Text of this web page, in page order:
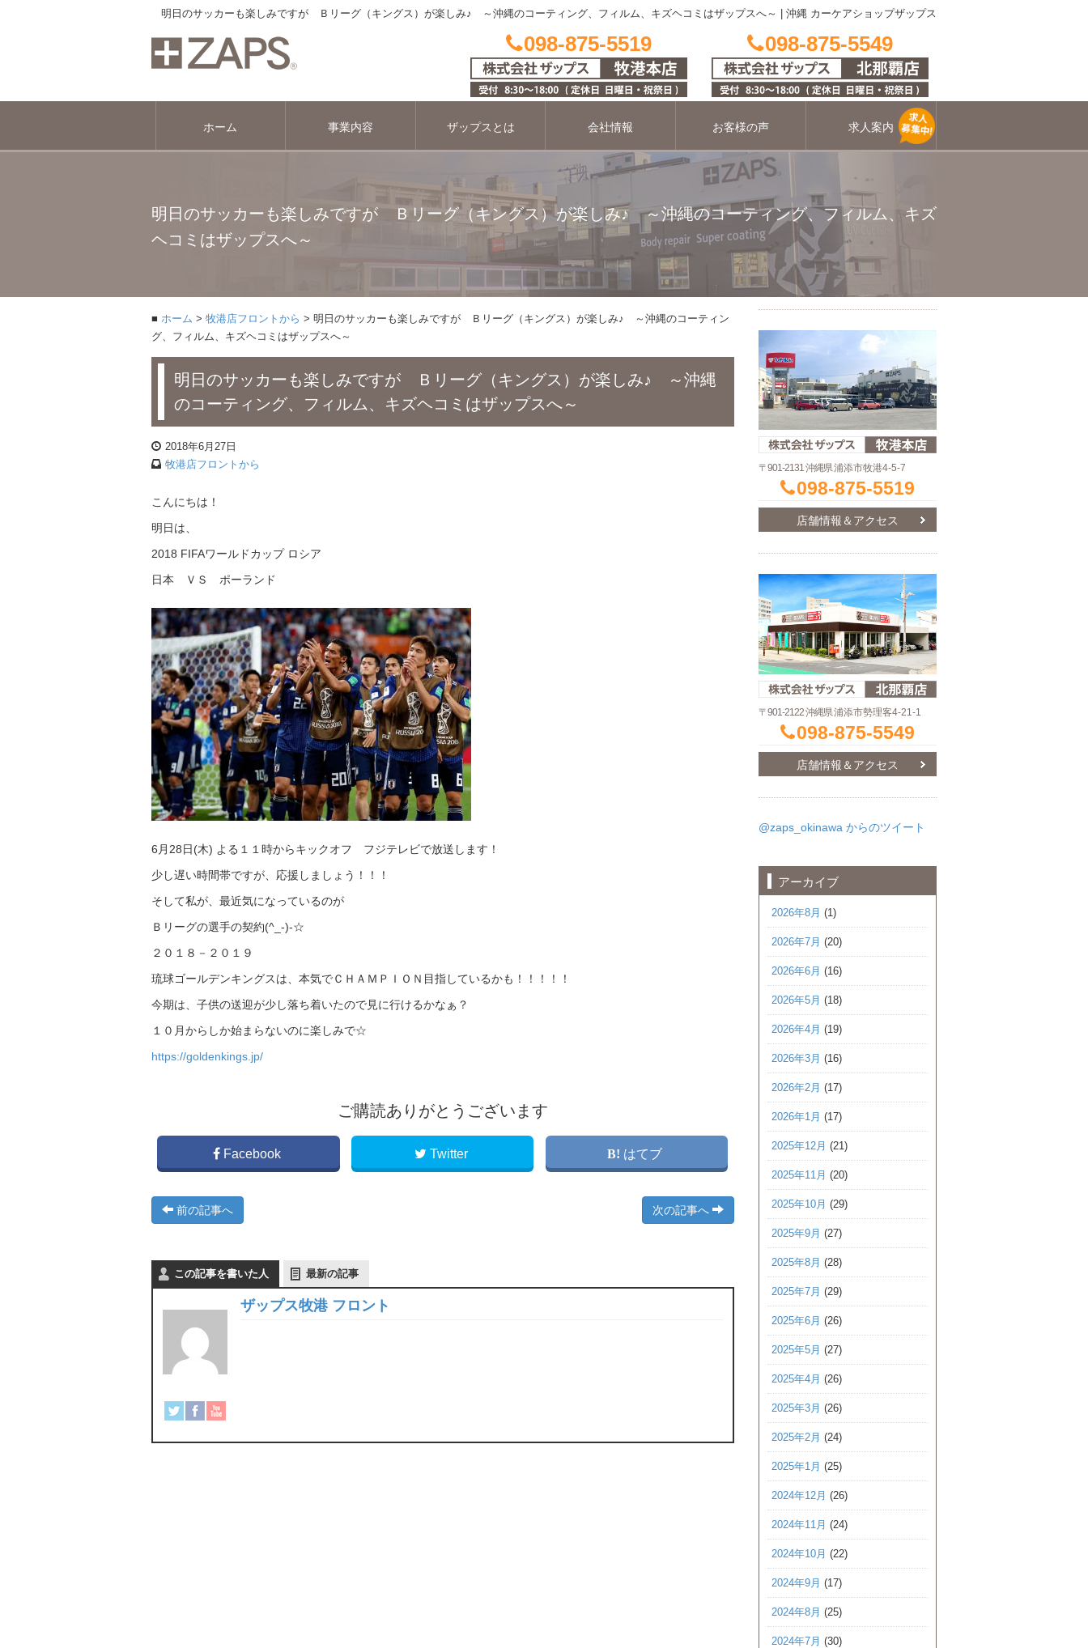
明日のサッカーも楽しみですが Ｂリーグ（キングス）が楽しみ♪ ～沖縄のコーティング、フィルム、キズヘコミはザップスへ～ 沖縄 カーケアショップザップス
098-875-5519 098-875-5549
ホーム 事業内容 ザップスとは 会社情報 お客様の声 求人案内
明日のサッカーも楽しみですが Ｂリーグ（キングス）が楽しみ♪ ～沖縄のコーティング、フィルム、キズ
ヘコミはザップスへ～
ホーム 牧港店フロントから
明日のサッカーも楽しみですが Ｂリーグ（キングス）が楽しみ♪ ～沖縄のコーティン
グ、フィルム、キズヘコミはザップスへ～
明日のサッカーも楽しみですが Ｂリーグ（キングス）が楽しみ♪ ～沖縄
のコーティング、フィルム、キズヘコミはザップスへ～
2018年6月27日
牧港店フロントから
こんにちは！
明日は、
2018 FIFAワールドカップ ロシア
日本 ＶＳ ポーランド
6月28日(木) よる１１時からキックオフ フジテレビで放送します！
少し遅い時間帯ですが、応援しましょう！！！
そして私が、最近気になっているのが
Ｂリーグの選手の契約(^_-)-☆
２０１８－２０１９
琉球ゴールデンキングスは、本気でＣＨＡＭＰＩＯＮ目指しているかも！！！！！
今期は、子供の送迎が少し落ち着いたので見に行けるかなぁ？
１０月からしか始まらないのに楽しみで☆
https://goldenkings.jp/
ご購読ありがとうございます
Facebook Twitter はてブ
前の記事へ 次の記事へ
この記事を書いた人 最新の記事
ザップス牧港 フロント
〒901-2131 沖縄県浦添市牧港4-5-7
098-875-5519
店舗情報＆アクセス
〒901-2122 沖縄県浦添市勢理客4-21-1
098-875-5549
店舗情報＆アクセス
@zaps_okinawa からのツイート
アーカイブ
2026年8月 (1)
2026年7月 (20)
2026年6月 (16)
2026年5月 (18)
2026年4月 (19)
2026年3月 (16)
2026年2月 (17)
2026年1月 (17)
2025年12月 (21)
2025年11月 (20)
2025年10月 (29)
2025年9月 (27)
2025年8月 (28)
2025年7月 (29)
2025年6月 (26)
2025年5月 (27)
2025年4月 (26)
2025年3月 (26)
2025年2月 (24)
2025年1月 (25)
2024年12月 (26)
2024年11月 (24)
2024年10月 (22)
2024年9月 (17)
2024年8月 (25)
2024年7月 (30)